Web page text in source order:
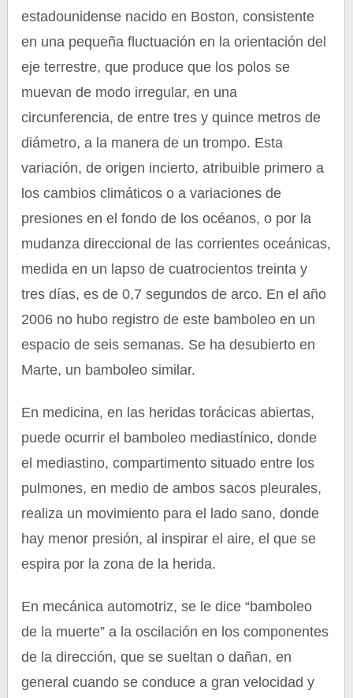
estadounidense nacido en Boston, consistente
en una pequeña fluctuación en la orientación del
eje terrestre, que produce que los polos se
muevan de modo irregular, en una
circunferencia, de entre tres y quince metros de
diámetro, a la manera de un trompo. Esta
variación, de origen incierto, atribuible primero a
los cambios climáticos o a variaciones de
presiones en el fondo de los océanos, o por la
mudanza direccional de las corrientes oceánicas,
medida en un lapso de cuatrocientos treinta y
tres días, es de 0,7 segundos de arco. En el año
2006 no hubo registro de este bamboleo en un
espacio de seis semanas. Se ha desubierto en
Marte, un bamboleo similar.
En medicina, en las heridas torácicas abiertas,
puede ocurrir el bamboleo mediastínico, donde
el mediastino, compartimento situado entre los
pulmones, en medio de ambos sacos pleurales,
realiza un movimiento para el lado sano, donde
hay menor presión, al inspirar el aire, el que se
espira por la zona de la herida.
En mecánica automotriz, se le dice “bamboleo
de la muerte” a la oscilación en los componentes
de la dirección, que se sueltan o dañan, en
general cuando se conduce a gran velocidad y